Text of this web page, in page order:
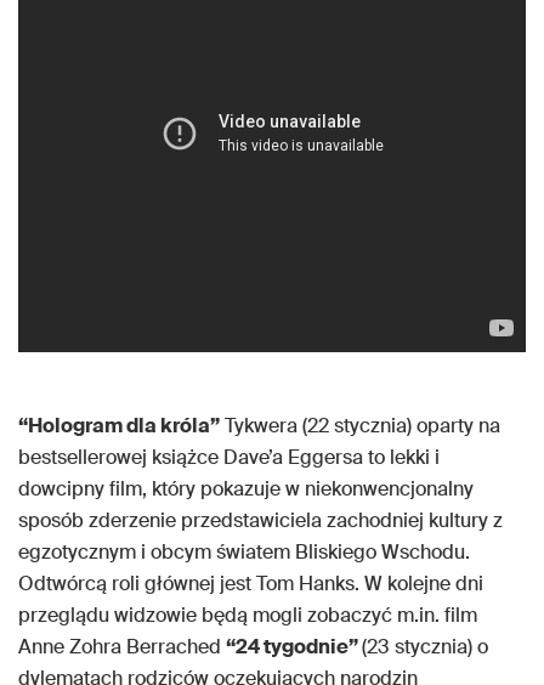
“Hologram dla króla”Tykwera (22 stycznia) oparty na
bestsellerowej książce Dave’a Eggersa to lekki i
dowcipny film, który pokazuje w niekonwencjonalny
sposób zderzenie przedstawiciela zachodniej kultury z
egzotycznym i obcym światem Bliskiego Wschodu.
Odtwórcą roli głównej jest Tom Hanks. W kolejne dni
przeglądu widzowie będą mogli zobaczyć m.in. film
Anne Zohra Berrached “24 tygodnie”(23 stycznia) o
dylematach rodziców oczekujących narodzin